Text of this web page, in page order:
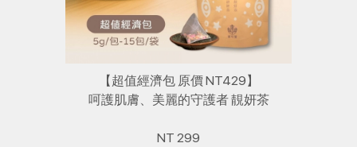
【超值經濟包 原價 NT429】
呵護肌膚、美麗的守護者 靚妍茶
NT 299